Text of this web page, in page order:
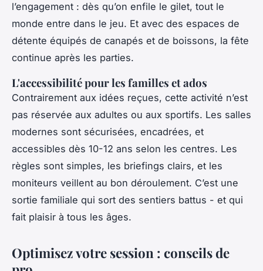
l’engagement : dès qu’on enfile le gilet, tout le
monde entre dans le jeu. Et avec des espaces de
détente équipés de canapés et de boissons, la fête
continue après les parties.
L'accessibilité pour les familles et ados
Contrairement aux idées reçues, cette activité n’est
pas réservée aux adultes ou aux sportifs. Les salles
modernes sont sécurisées, encadrées, et
accessibles dès 10-12 ans selon les centres. Les
règles sont simples, les briefings clairs, et les
moniteurs veillent au bon déroulement. C’est une
sortie familiale qui sort des sentiers battus - et qui
fait plaisir à tous les âges.
Optimisez votre session : conseils de